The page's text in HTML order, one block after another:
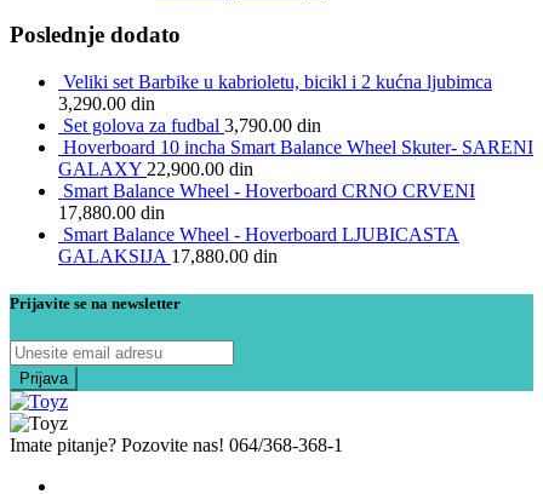
Poslednje dodato
Veliki set Barbike u kabrioletu, bicikl i 2 kućna ljubimca
3,290.00 din
Set golova za fudbal 3,790.00 din
Hoverboard 10 incha Smart Balance Wheel Skuter- SARENI
GALAXY 22,900.00 din
Smart Balance Wheel - Hoverboard CRNO CRVENI
17,880.00 din
Smart Balance Wheel - Hoverboard LJUBICASTA
GALAKSIJA 17,880.00 din
Prijavite se na newsletter
Imate pitanje? Pozovite nas! 064/368-368-1